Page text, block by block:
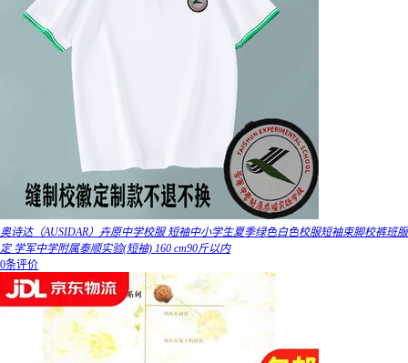
奥诗达（AUSIDAR）卉原中学校服 短袖中小学生夏季绿色白色校服短袖束脚校裤班服
定 学军中学附属泰顺实验(短袖) 160 cm90斤以内
0条评价